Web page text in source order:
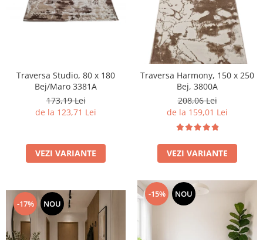
Traversa Studio, 80 x 180
Bej/Maro 3381A
173,19 Lei
de la 123,71 Lei
VEZI VARIANTE
Traversa Harmony, 150 x 250
Bej, 3800A
208,06 Lei
de la 159,01 Lei
VEZI VARIANTE
-17% NOU
-15% NOU